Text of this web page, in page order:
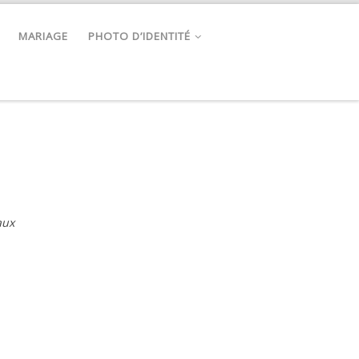
MARIAGE PHOTO D’IDENTITÉ